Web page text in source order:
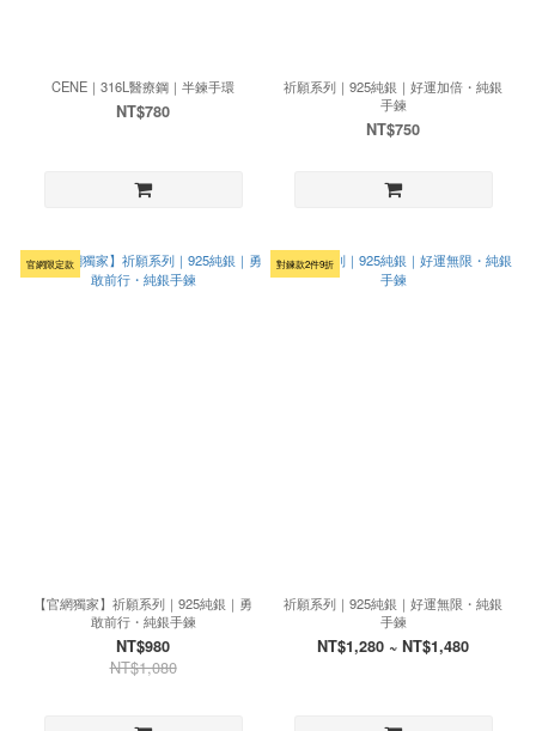
CENE｜316L醫療鋼｜半鍊手環
NT$780
祈願系列｜925純銀｜好運加倍・純銀
手鍊
NT$750
官網限定款
【官網獨家】祈願系列｜925純銀｜勇
敢前行・純銀手鍊
NT$980
NT$1,080
對鍊款2件9折
祈願系列｜925純銀｜好運無限・純銀
手鍊
NT$1,280 ~ NT$1,480